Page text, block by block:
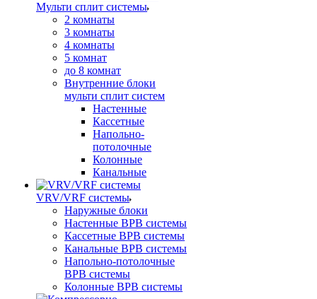
Мульти сплит системы
2 комнаты
3 комнаты
4 комнаты
5 комнат
до 8 комнат
Внутренние блоки
мульти сплит систем
Настенные
Кассетные
Напольно-
потолочные
Колонные
Канальные
VRV/VRF системы
Наружные блоки
Настенные ВРВ системы
Кассетные ВРВ системы
Канальные ВРВ системы
Напольно-потолочные
ВРВ системы
Колонные ВРВ системы